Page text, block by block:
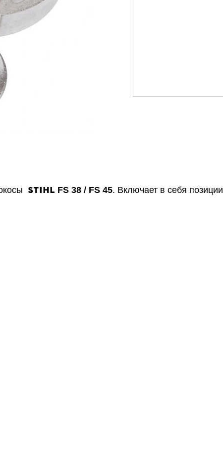
STIHL FS 38 / FS 45. Включает в себя позиции